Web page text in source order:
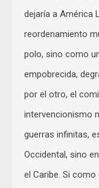
dejaría a América
reordenamiento
polo, sino como
empobrecida,
por el otro, el
intervencionismo
guerras infinitas,
Occidental, sino
el Caribe. Si